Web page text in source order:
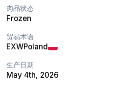
肉品状态
Frozen
贸易术语
EXWPoland
生产日期
May 4th, 2026